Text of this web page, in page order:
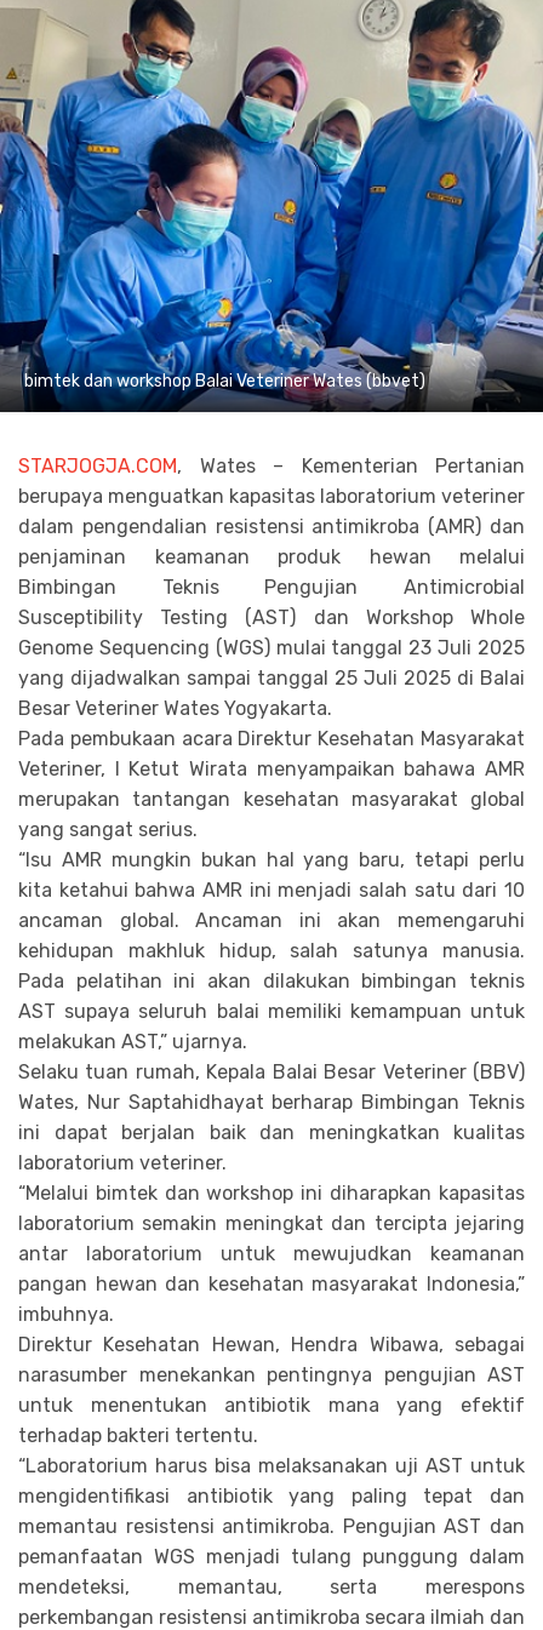
bimtek dan workshop Balai Veteriner Wates (bbvet)
STARJOGJA.COM, Wates – Kementerian Pertanian
berupaya menguatkan kapasitas laboratorium veteriner
dalam pengendalian resistensi antimikroba (AMR) dan
penjaminan keamanan produk hewan melalui
Bimbingan Teknis Pengujian Antimicrobial
Susceptibility Testing (AST) dan Workshop Whole
Genome Sequencing (WGS) mulai tanggal 23 Juli 2025
yang dijadwalkan sampai tanggal 25 Juli 2025 di Balai
Besar Veteriner Wates Yogyakarta.
Pada pembukaan acara Direktur Kesehatan Masyarakat
Veteriner, I Ketut Wirata menyampaikan bahawa AMR
merupakan tantangan kesehatan masyarakat global
yang sangat serius.
“Isu AMR mungkin bukan hal yang baru, tetapi perlu
kita ketahui bahwa AMR ini menjadi salah satu dari 10
ancaman global. Ancaman ini akan memengaruhi
kehidupan makhluk hidup, salah satunya manusia.
Pada pelatihan ini akan dilakukan bimbingan teknis
AST supaya seluruh balai memiliki kemampuan untuk
melakukan AST,” ujarnya.
Selaku tuan rumah, Kepala Balai Besar Veteriner (BBV)
Wates, Nur Saptahidhayat berharap Bimbingan Teknis
ini dapat berjalan baik dan meningkatkan kualitas
laboratorium veteriner.
“Melalui bimtek dan workshop ini diharapkan kapasitas
laboratorium semakin meningkat dan tercipta jejaring
antar laboratorium untuk mewujudkan keamanan
pangan hewan dan kesehatan masyarakat Indonesia,”
imbuhnya.
Direktur Kesehatan Hewan, Hendra Wibawa, sebagai
narasumber menekankan pentingnya pengujian AST
untuk menentukan antibiotik mana yang efektif
terhadap bakteri tertentu.
“Laboratorium harus bisa melaksanakan uji AST untuk
mengidentifikasi antibiotik yang paling tepat dan
memantau resistensi antimikroba. Pengujian AST dan
pemanfaatan WGS menjadi tulang punggung dalam
mendeteksi, memantau, serta merespons
perkembangan resistensi antimikroba secara ilmiah dan